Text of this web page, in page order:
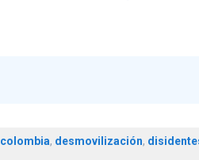
colombia, desmovilización,